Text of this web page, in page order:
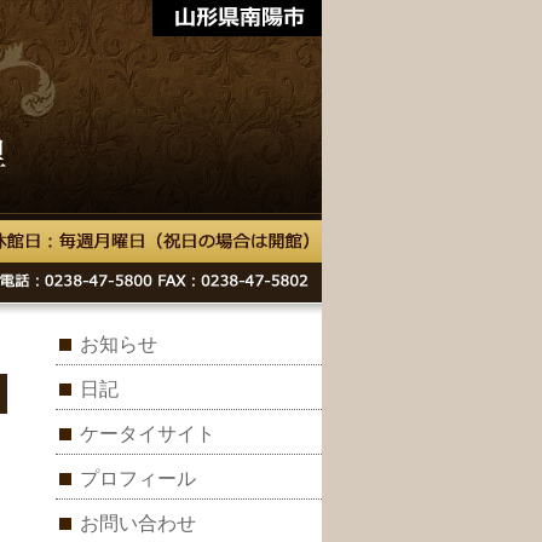
お知らせ
日記
ケータイサイト
プロフィール
お問い合わせ